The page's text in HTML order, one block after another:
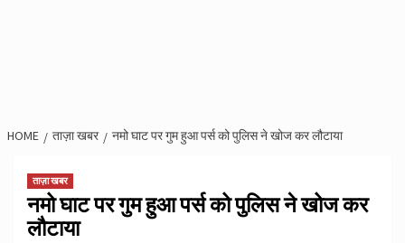
HOME ताज़ा खबर नमो घाट पर गुम हुआ पर्स को पुलिस ने खोज कर लौटाया
ताज़ा खबर
नमो घाट पर गुम हुआ पर्स को पुलिस ने खोज कर
लौटाया